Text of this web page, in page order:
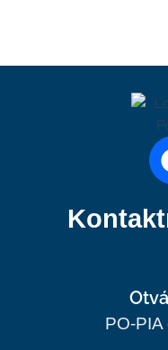
PO-